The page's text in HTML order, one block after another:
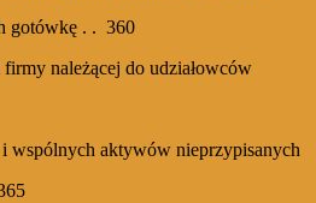
gotówkę . . 360
należącej do udziałowców
wspólnych aktywów nieprzypisanych